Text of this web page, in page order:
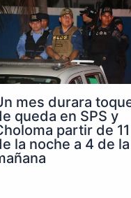
mes durara
queda en SPS y
partir de 11
la noche a 4 de la